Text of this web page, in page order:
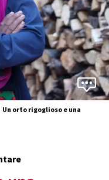
Un orto rigoglioso e una